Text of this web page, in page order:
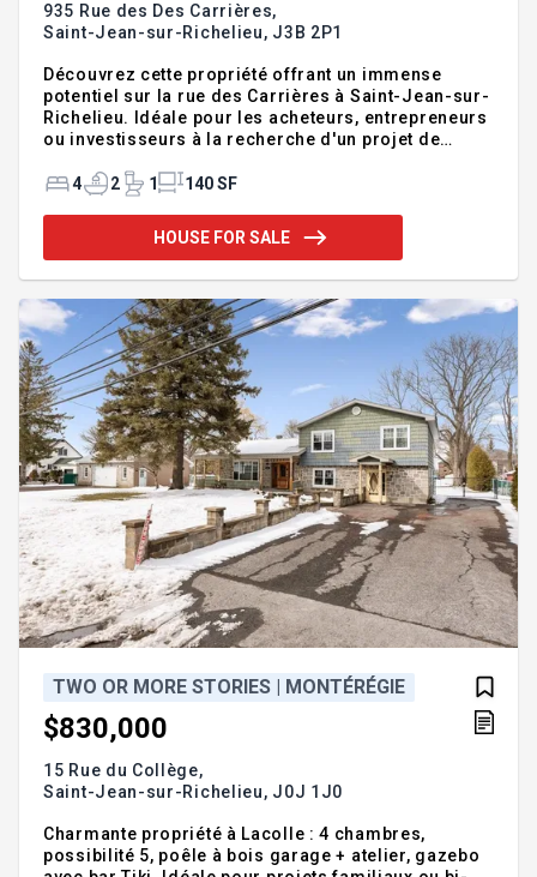
935 Rue des Des Carrières,
Saint-Jean-sur-Richelieu, J3B 2P1
Découvrez cette propriété offrant un immense
potentiel sur la rue des Carrières à Saint-Jean-sur-
Richelieu. Idéale pour les acheteurs, entrepreneurs
ou investisseurs à la recherche d'un projet de
occasion unique de créer un espace à votre image.
offre de nombreuses possibilités selon vos
projets. Elle est équipée d'une thermopompe et d'un
récompenser ceux qui souhaitent transformer et
valoriser un emplacement avec
4 2 1 140 SF
HOUSE FOR SALE
TWO OR MORE STORIES | MONTÉRÉGIE
$830,000
15 Rue du Collège,
Saint-Jean-sur-Richelieu, J0J 1J0
Charmante propriété à Lacolle : 4 chambres,
possibilité 5, poêle à bois garage + atelier, gazebo